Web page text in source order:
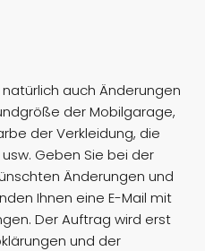
auch Änderungen
der Mobilgarage,
der Verkleidung, die
Geben Sie bei der
Änderungen und
Ihnen eine E-Mail mit
Der Auftrag wird erst
und der